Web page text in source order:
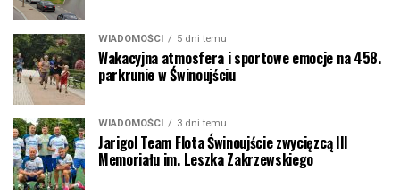
WIADOMOŚCI 5 dni temu
Wakacyjna atmosfera i sportowe emocje na 458.
parkrunie w Świnoujściu
WIADOMOŚCI 3 dni temu
Jarigol Team Flota Świnoujście zwycięzcą III
Memoriału im. Leszka Zakrzewskiego